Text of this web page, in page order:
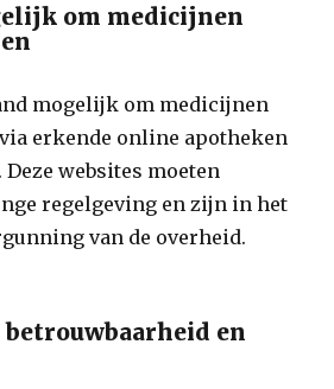
om medicijnen
mogelijk om medicijnen
erkende online apotheken
websites moeten
regelgeving en zijn in het
van de overheid.
betrouwbaarheid en